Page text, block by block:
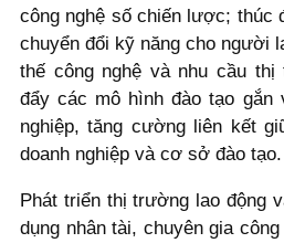
công nghệ số chiến lược; thúc
chuyển đổi kỹ năng cho người
thế công nghệ và nhu cầu thị
đẩy các mô hình đào tạo gắn
nghiệp, tăng cường liên kết
doanh nghiệp và cơ sở đào tạo.
Phát triển thị trường lao động
dụng nhân tài, chuyên gia